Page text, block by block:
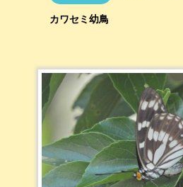
カワセミ幼鳥